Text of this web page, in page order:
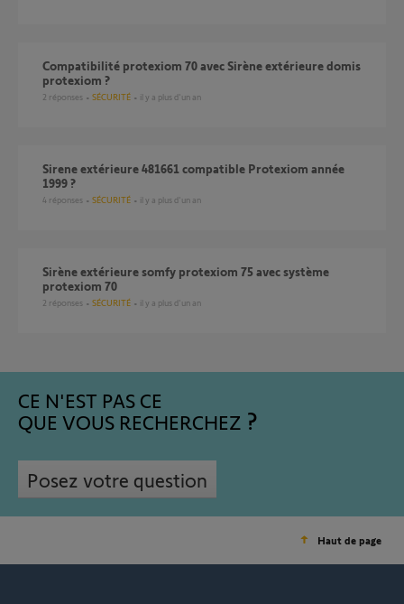
Compatibilité protexiom 70 avec Sirène extérieure domis
protexiom ?
2 réponses SÉCURITÉ il y a plus d'un an
sirene extérieure 481661 compatible Protexiom année
1999 ?
4 réponses SÉCURITÉ il y a plus d'un an
Sirène extérieure somfy protexiom 75 avec système
protexiom 70
2 réponses SÉCURITÉ il y a plus d'un an
CE N'EST PAS CE
QUE VOUS RECHERCHEZ
Posez votre question
Haut de page